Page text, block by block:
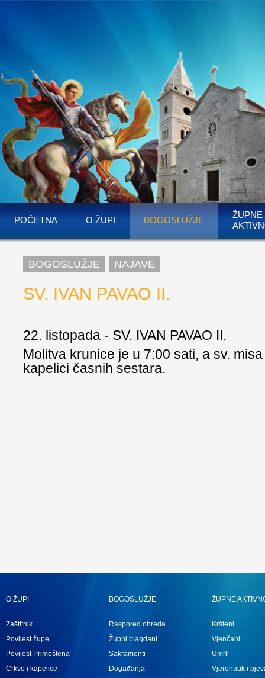
POČETNA O ŽUPI BOGOSLUŽJE
ŽUPNE
BOGOSLUŽJE NAJAVE
SV. IVAN PAVAO II.
22. listopada - SV. IVAN PAVAO II.
Molitva krunice je u 7:00 sati, a sv.
kapelici časnih sestara.
O ŽUPI
Zaštitnik
Povijest župe
Povijest Primoštena
Crkve i kapelice
BOGOSLUŽJE
Raspored obreda
Župni blagdani
Sakramenti
Događanja
ŽUPNE
Kršteni
Vjenčani
Umrli
Vjeronauk i